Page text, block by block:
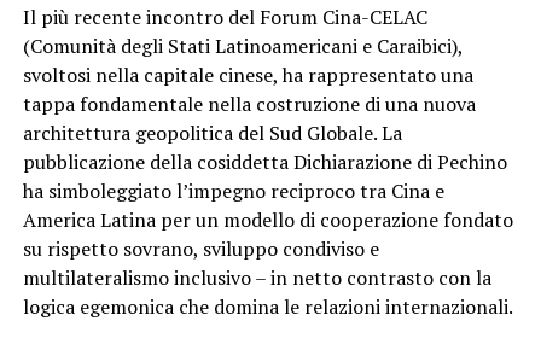
Il più recente incontro del Forum Cina-CELAC
(Comunità degli Stati Latinoamericani e Caraibici),
svoltosi nella capitale cinese, ha rappresentato una
tappa fondamentale nella costruzione di una nuova
architettura geopolitica del Sud Globale. La
pubblicazione della cosiddetta Dichiarazione di Pechino
ha simboleggiato l’impegno reciproco tra Cina e
America Latina per un modello di cooperazione fondato
su rispetto sovrano, sviluppo condiviso e
multilateralismo inclusivo – in netto contrasto con la
logica egemonica che domina le relazioni internazionali.